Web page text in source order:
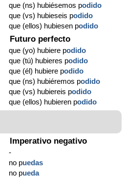
que (ns) hubiésemos podido
que (vs) hubieseis podido
que (ellos) hubiesen podido
Futuro perfecto
que (yo) hubiere podido
que (tú) hubieres podido
que (él) hubiere podido
que (ns) hubiéremos podido
que (vs) hubiereis podido
que (ellos) hubieren podido
Imperativo negativo
-
no puedas
no pueda